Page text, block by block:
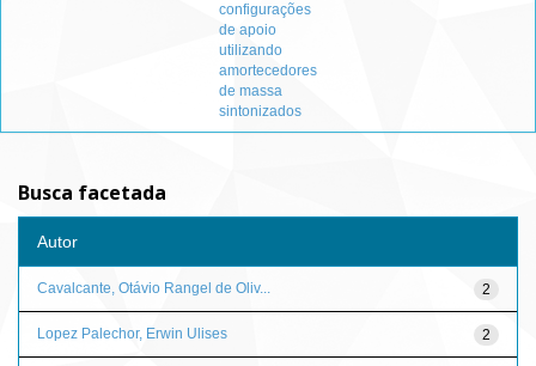
configurações
de apoio
utilizando
amortecedores
de massa
sintonizados
Busca facetada
Autor
2
Cavalcante, Otávio Rangel de Oliv...
2
Lopez Palechor, Erwin Ulises